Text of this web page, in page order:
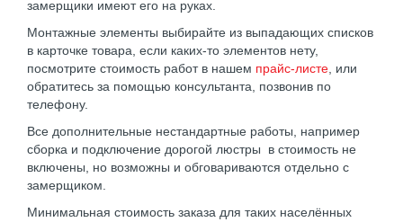
замерщики имеют его на руках.
Монтажные элементы выбирайте из выпадающих списков
в карточке товара, если каких-то элементов нету,
посмотрите стоимость работ в нашем прайс-листе, или
обратитесь за помощью консультанта, позвонив по
телефону.
Все дополнительные нестандартные работы, например
сборка и подключение дорогой люстры в стоимость не
включены, но возможны и обговариваются отдельно с
замерщиком.
Минимальная стоимость заказа для таких населённых